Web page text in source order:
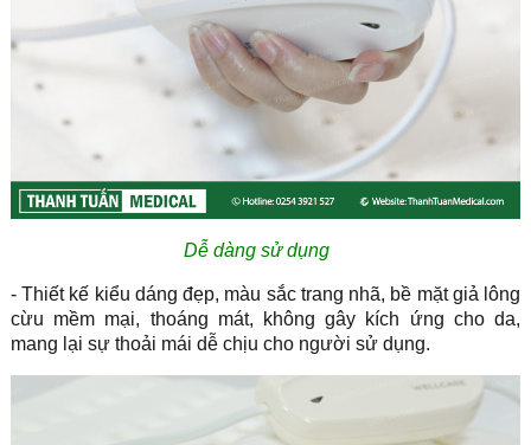
Dễ dàng sử dụng
- Thiết kế kiểu dáng đẹp, màu sắc trang nhã, bề mặt giả lông
cừu mềm mại, thoáng mát, không gây kích ứng cho da,
mang lại sự thoải mái dễ chịu cho người sử dụng.